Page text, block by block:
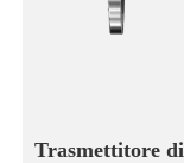
Trasmettitore